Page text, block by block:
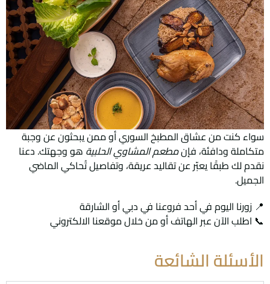
سواء كنت من عشاق المطبخ السوري أو ممن يبحثون عن وجبة
متكاملة ودافئة، فإنمطعم المشاوي الحلبية هو وجهتك. دعنا
نقدم لك طبقًا يعبّر عن تقاليد عريقة، وتفاصيل تُحاكي الماضي
الجميل.
📍 زورنا اليوم في أحد فروعنا في دبي أو الشارقة
📞 اطلب الآن عبر الهاتف أو من خلال موقعنا الالكتروني
الأسئلة الشائعة